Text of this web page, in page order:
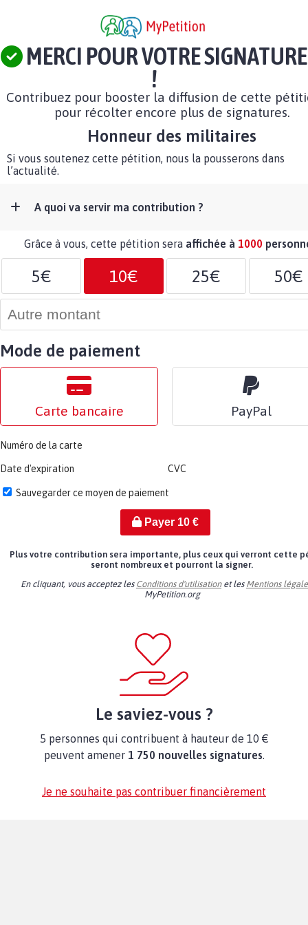
MERCI POUR VOTRE SIGNATURE
!
Contribuez pour booster la diffusion de cette
pour récolter encore plus de signatures.
Honneur des militaires
Si vous soutenez cette pétition, nous la pousserons dans
l’actualité.
A quoi va servir ma contribution ?
Grâce à vous, cette pétition sera affichée à 1000
5€ 10€ 25€ 50€
Mode de paiement
Carte bancaire PayPal
Numéro de la carte
Date d'expiration CVC
Sauvegarder ce moyen de paiement
Payer 10€
Plus votre contribution sera importante, plus ceux qui verront cette
seront nombreux et pourront la signer.
En cliquant, vous acceptez les Conditions d'utilisationet les Mentions
MyPetition.org
Le saviez-vous ?
5 personnes qui contribuent à hauteur de 10 €
peuvent amener 1 750 nouvelles signatures.
Je ne souhaite pas contribuer financièrement